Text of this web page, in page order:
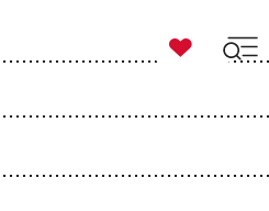

taz zahl ich